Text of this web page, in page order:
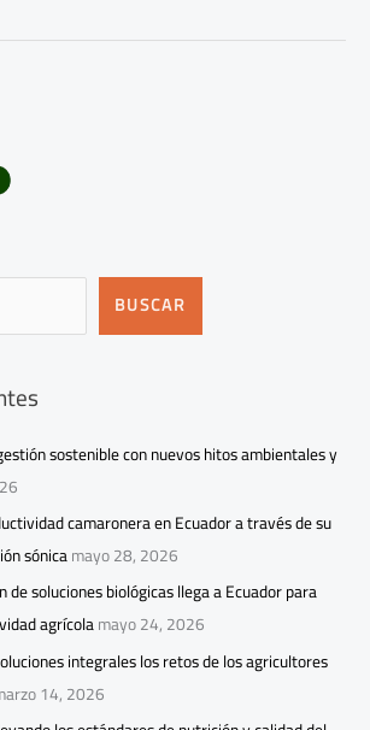
BUSCAR
sostenible con nuevos hitos ambientales y
camaronera en Ecuador a través de su
sónicamayo 28, 2026
de soluciones biológicas llega a Ecuador para
agrícolamayo 24, 2026
integrales los retos de los agricultores
14, 2026